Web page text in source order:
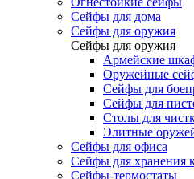
Сейфы для дома
Сейфы для оружия
Сейфы для оружия
Армейские
Оружейные
Сейфы для
Сейфы для
Столы для
Элитные
Сейфы для офиса
Сейфы для хранения
Сейфы-термостаты